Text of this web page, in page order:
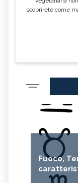
scoprirete come
Fuoco,